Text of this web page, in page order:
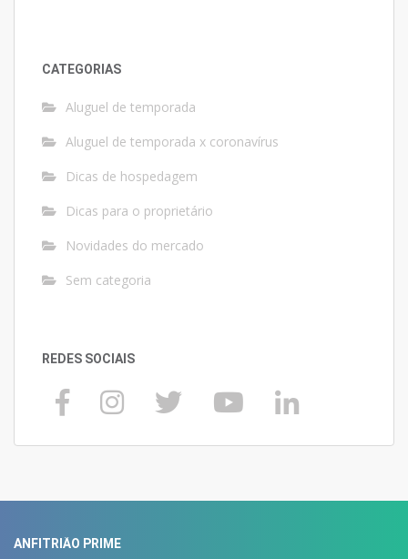
CATEGORIAS
Aluguel de temporada
Aluguel de temporada x coronavírus
Dicas de hospedagem
Dicas para o proprietário
Novidades do mercado
Sem categoria
REDES SOCIAIS
ANFITRIÃO PRIME